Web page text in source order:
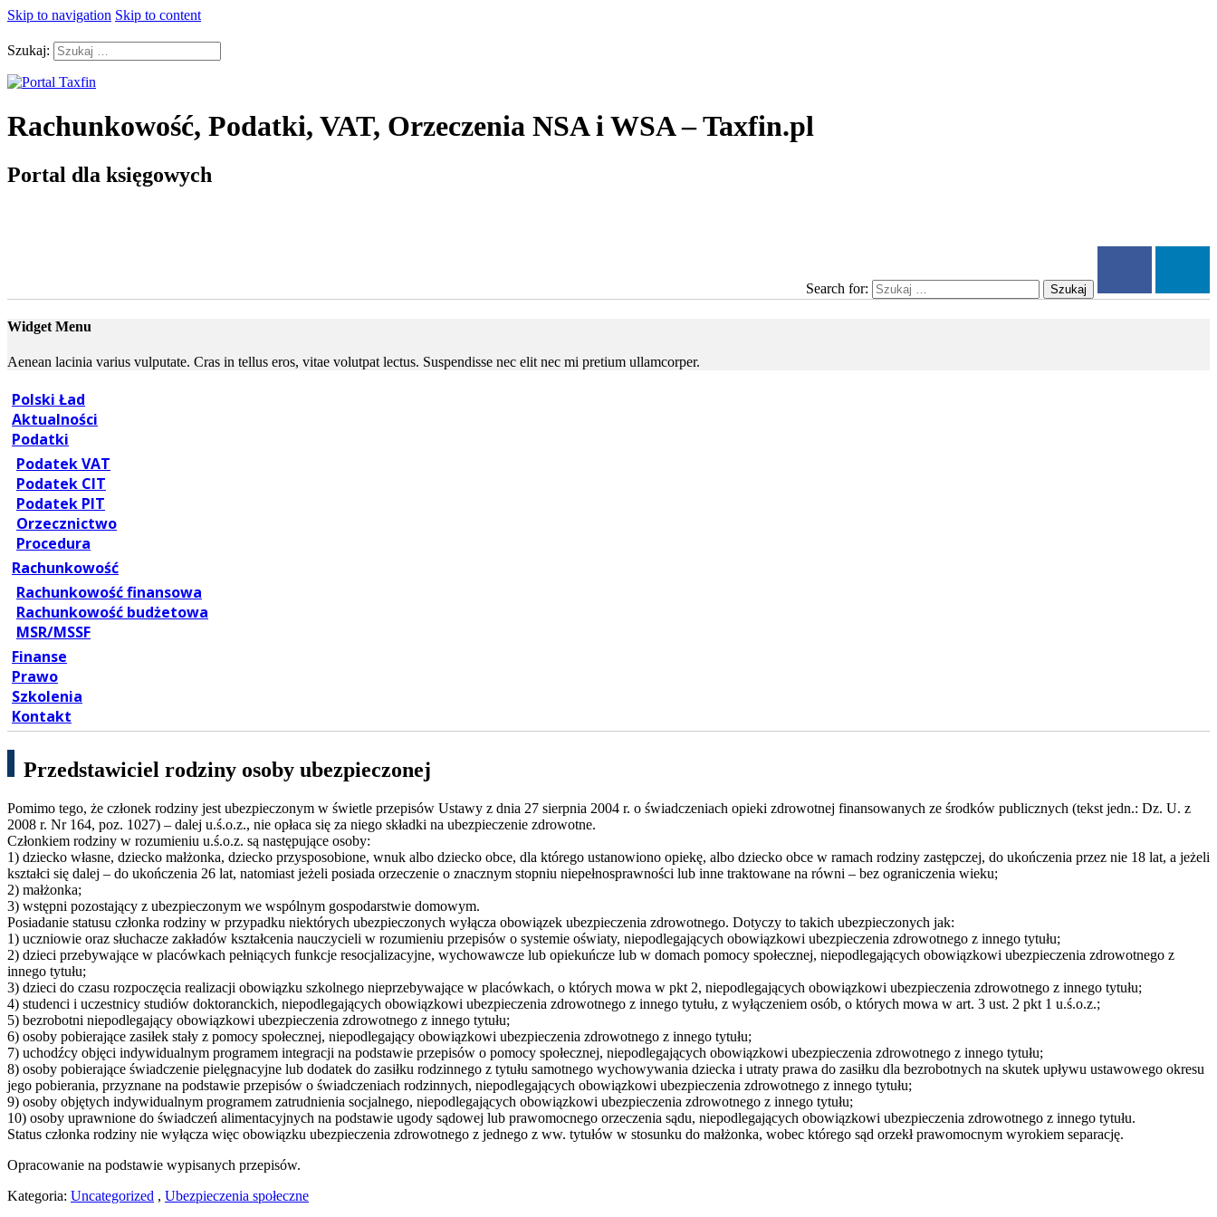
Skip to navigation Skip to content
Szukaj:
Rachunkowość, Podatki, VAT, Orzeczenia NSA i WSA – Taxfin.pl
Portal dla księgowych
Search for: Szukaj
Widget Menu
Aenean lacinia varius vulputate. Cras in tellus eros, vitae volutpat lectus. Suspendisse nec elit nec mi pretium ullamcorper.
Polski Ład
Aktualności
Podatki
Podatek VAT
Podatek CIT
Podatek PIT
Orzecznictwo
Procedura
Rachunkowość
Rachunkowość finansowa
Rachunkowość budżetowa
MSR/MSSF
Finanse
Prawo
Szkolenia
Kontakt
Przedstawiciel rodziny osoby ubezpieczonej
Pomimo tego, że członek rodziny jest ubezpieczonym w świetle przepisów Ustawy z dnia 27 sierpnia 2004 r. o świadczeniach opieki zdrowotnej finansowanych ze środków publicznych (tekst jedn.: Dz. U. z
2008 r. Nr 164, poz. 1027) – dalej u.ś.o.z., nie opłaca się za niego składki na ubezpieczenie zdrowotne.
Członkiem rodziny w rozumieniu u.ś.o.z. są następujące osoby:
1) dziecko własne, dziecko małżonka, dziecko przysposobione, wnuk albo dziecko obce, dla którego ustanowiono opiekę, albo dziecko obce w ramach rodziny zastępczej, do ukończenia przez nie 18 lat, a jeżeli
kształci się dalej – do ukończenia 26 lat, natomiast jeżeli posiada orzeczenie o znacznym stopniu niepełnosprawności lub inne traktowane na równi – bez ograniczenia wieku;
2) małżonka;
3) wstępni pozostający z ubezpieczonym we wspólnym gospodarstwie domowym.
Posiadanie statusu członka rodziny w przypadku niektórych ubezpieczonych wyłącza obowiązek ubezpieczenia zdrowotnego. Dotyczy to takich ubezpieczonych jak:
1) uczniowie oraz słuchacze zakładów kształcenia nauczycieli w rozumieniu przepisów o systemie oświaty, niepodlegających obowiązkowi ubezpieczenia zdrowotnego z innego tytułu;
2) dzieci przebywające w placówkach pełniących funkcje resocjalizacyjne, wychowawcze lub opiekuńcze lub w domach pomocy społecznej, niepodlegających obowiązkowi ubezpieczenia zdrowotnego z
innego tytułu;
3) dzieci do czasu rozpoczęcia realizacji obowiązku szkolnego nieprzebywające w placówkach, o których mowa w pkt 2, niepodlegających obowiązkowi ubezpieczenia zdrowotnego z innego tytułu;
4) studenci i uczestnicy studiów doktoranckich, niepodlegających obowiązkowi ubezpieczenia zdrowotnego z innego tytułu, z wyłączeniem osób, o których mowa w art. 3 ust. 2 pkt 1 u.ś.o.z.;
5) bezrobotni niepodlegający obowiązkowi ubezpieczenia zdrowotnego z innego tytułu;
6) osoby pobierające zasiłek stały z pomocy społecznej, niepodlegający obowiązkowi ubezpieczenia zdrowotnego z innego tytułu;
7) uchodźcy objęci indywidualnym programem integracji na podstawie przepisów o pomocy społecznej, niepodlegających obowiązkowi ubezpieczenia zdrowotnego z innego tytułu;
8) osoby pobierające świadczenie pielęgnacyjne lub dodatek do zasiłku rodzinnego z tytułu samotnego wychowywania dziecka i utraty prawa do zasiłku dla bezrobotnych na skutek upływu ustawowego okresu
jego pobierania, przyznane na podstawie przepisów o świadczeniach rodzinnych, niepodlegających obowiązkowi ubezpieczenia zdrowotnego z innego tytułu;
9) osoby objętych indywidualnym programem zatrudnienia socjalnego, niepodlegających obowiązkowi ubezpieczenia zdrowotnego z innego tytułu;
10) osoby uprawnione do świadczeń alimentacyjnych na podstawie ugody sądowej lub prawomocnego orzeczenia sądu, niepodlegających obowiązkowi ubezpieczenia zdrowotnego z innego tytułu.
Status członka rodziny nie wyłącza więc obowiązku ubezpieczenia zdrowotnego z jednego z ww. tytułów w stosunku do małżonka, wobec którego sąd orzekł prawomocnym wyrokiem separację.
Opracowanie na podstawie wypisanych przepisów.
Kategoria: Uncategorized , Ubezpieczenia społeczne